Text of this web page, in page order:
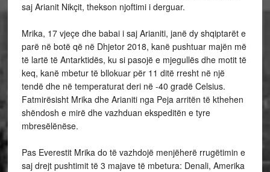
saj Arianit Nikçit, thekson njoftimi i derguar.
Mrika, 17 vjeçe dhe babai i saj Arianiti, janë dy shqiptarët e
parë në botë që në Dhjetor 2018, kanë pushtuar majën më
të lartë të Antarktidës, ku si pasojë e mjegullës dhe motit të
keq, kanë mbetur të bllokuar për 11 ditë rresht në një
tendë dhe në temperaturat deri në -40 gradë Celsius.
Fatmirësisht Mrika dhe Arianiti nga Peja arritën të kthehen
shëndosh e mirë dhe vazhduan ekspeditën e tyre
mbresëlënëse.
Pas Everestit Mrika do të vazhdojë menjëherë rrugëtimin e
saj drejt pushtimit të 3 majave të mbetura: Denali, Amerika